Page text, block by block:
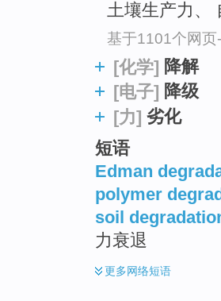
土壤生产力、
基于1101个网页-
[化学] 降解
[电子] 降级
[力] 劣化
短语
Edman
polymer
soil
力衰退
更多网络短语